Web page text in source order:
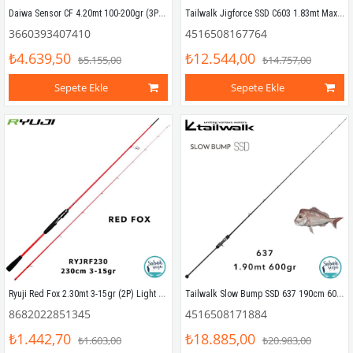
Daiwa Sensor CF 4.20mt 100-200gr (3P) Surf Kamış
3660393407410
₺4.639,50 ₺5.155,00
Sepete Ekle
Tailwalk Jigforce SSD C603 1.83mt Max 200gr (S2P) Tetikli Jigging Kamış
4516508167764
₺12.544,00 ₺14.757,00
Sepete Ekle
Ryuji Red Fox 2.30mt 3-15gr (2P) Light Spin Kamış
8682022851345
₺1.442,70 ₺1.603,00
Tailwalk Slow Bump SSD 637 190cm 600gr (1P) Tetikli Slow Jigging Kamış
4516508171884
₺18.885,00 ₺20.983,00